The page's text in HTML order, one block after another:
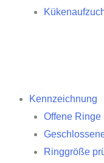
Kennzeichnung
Offene Ringe
Ringgröße